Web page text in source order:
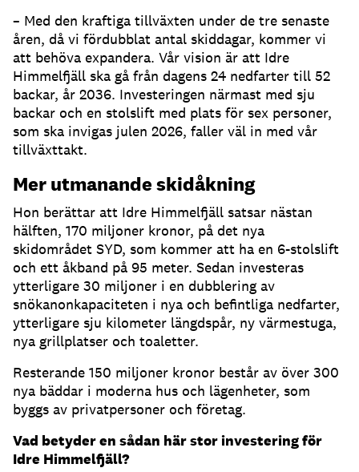
– Med den kraftiga tillväxten under de tre senaste
åren, då vi fördubblat antal skiddagar, kommer vi
att behöva expandera. Vår vision är att Idre
Himmelfjäll ska gå från dagens 24 nedfarter till 52
backar, år 2036. Investeringen närmast med sju
backar och en stolslift med plats för sex personer,
som ska invigas julen 2026, faller väl in med vår
tillväxttakt.
Mer utmanande skidåkning
Hon berättar att Idre Himmelfjäll satsar nästan
hälften, 170 miljoner kronor, på det nya
skidområdet SYD, som kommer att ha en 6-stolslift
och ett åkband på 95 meter. Sedan investeras
ytterligare 30 miljoner i en dubblering av
snökanonkapaciteten i nya och befintliga nedfarter,
ytterligare sju kilometer längdspår, ny värmestuga,
nya grillplatser och toaletter.
Resterande 150 miljoner kronor består av över 300
nya bäddar i moderna hus och lägenheter, som
byggs av privatpersoner och företag.
Vad betyder en sådan här stor investering för
Idre Himmelfjäll?